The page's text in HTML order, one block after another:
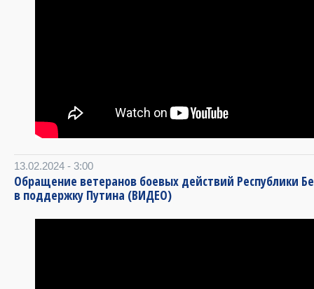
13.02.2024 - 3:00
Обращение ветеранов боевых действий Республики
в поддержку Путина (ВИДЕО)